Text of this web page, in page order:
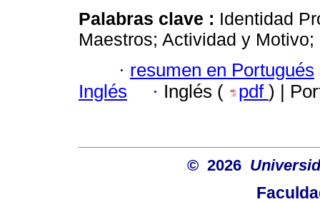
Palabras clave : Identidad
Maestros; Actividad y
· resumen en Portugués
Inglés
· Inglés ( pdf ) |
© 2026